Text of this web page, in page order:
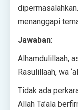
menanggapi
Jawaban:
Alhamdulillaah,
Rasulillaah, wa
Tidak ada
Allah Ta’ala